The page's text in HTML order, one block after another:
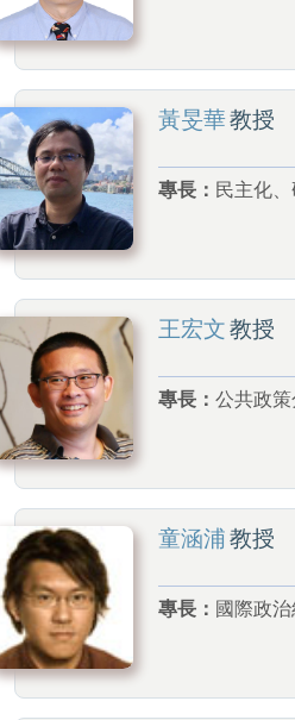
黃旻華教授
專長： 民主化
王宏文教授
專長： 公共政
童涵浦教授
專長： 國際政